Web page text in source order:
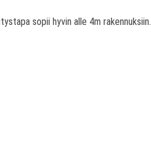
sopii hyvin alle 4m rakennuksiin.